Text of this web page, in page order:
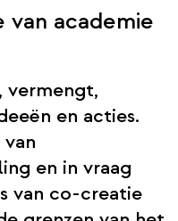
van academie
vermengt,
en acties.
en in vraag
van co-creatie